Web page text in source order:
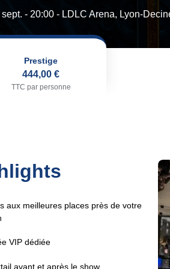
sept. - 20:00 - LDLC Arena, Lyon-
Prestige
444,00 €
TTC par personne
aux meilleures places près de votre
VIP dédiée
avant et après le show